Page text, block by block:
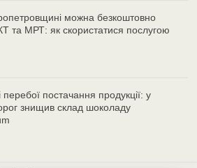
можна безкоштовно
та МРТ: як скористатися послугою
постачання продукції: у
знищив склад шоколаду